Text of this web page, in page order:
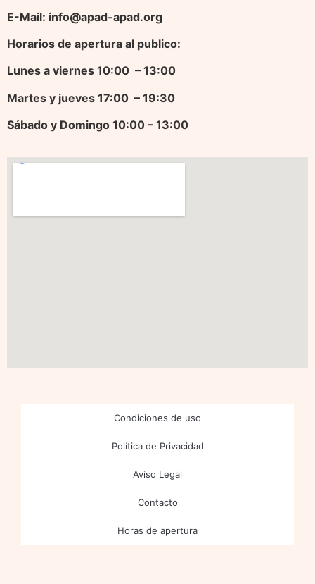
E-Mail: info@apad-apad.org
Horarios de apertura al publico:
Lunes a viernes 10:00 – 13:00
Martes y jueves 17:00 – 19:30
Sábado y Domingo 10:00 – 13:00
Condiciones de uso
Política de Privacidad
Aviso Legal
Contacto
Horas de apertura